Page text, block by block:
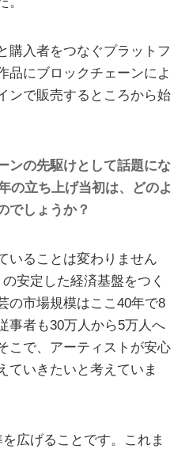
購入者をつなぐプラットフ
品にブロックチェーンによ
ンで販売するところから始
の先駆けとして話題にな
の立ち上げ当初は、どのよ
でしょうか？
いることは変わりません
安定した経済基盤をつく
の市場規模はここ40年で8
事者も30万人から5万人へ
こで、アーティストが安心
ていきたいと考えていま
広げることです。これま